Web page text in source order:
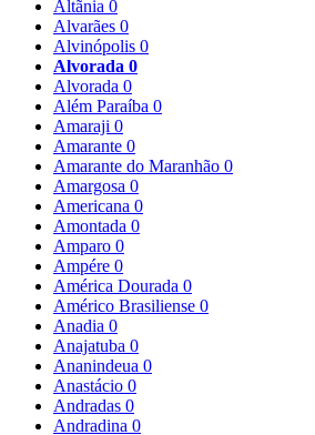
Altãnia 0
Alvarães 0
Alvinópolis 0
Alvorada 0
Alvorada 0
Além Paraíba 0
Amaraji 0
Amarante 0
Amarante do Maranhão 0
Amargosa 0
Americana 0
Amontada 0
Amparo 0
Ampére 0
América Dourada 0
Américo Brasiliense 0
Anadia 0
Anajatuba 0
Ananindeua 0
Anastácio 0
Andradas 0
Andradina 0